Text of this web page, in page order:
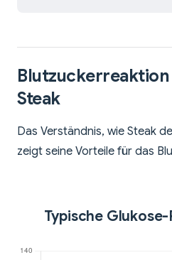
Steak
Das Verständnis, wie Steak
zeigt seine Vorteile für das
Typische